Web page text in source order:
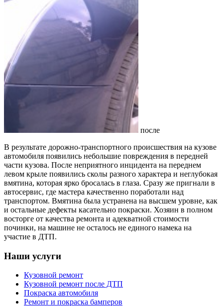
после
В результате дорожно-транспортного происшествия на кузове
автомобиля появились небольшие повреждения в передней
части кузова. После неприятного инцидента на переднем
левом крыле появились сколы разного характера и неглубокая
вмятина, которая ярко бросалась в глаза. Сразу же пригнали в
автосервис, где мастера качественно поработали над
транспортом. Вмятина была устранена на высшем уровне, как
и остальные дефекты касательно покраски. Хозяин в полном
восторге от качества ремонта и адекватной стоимости
починки, на машине не осталось не единого намека на
участие в ДТП.
Наши услуги
Кузовной ремонт
Кузовной ремонт после ДТП
Покраска автомобиля
Ремонт и покраска бамперов